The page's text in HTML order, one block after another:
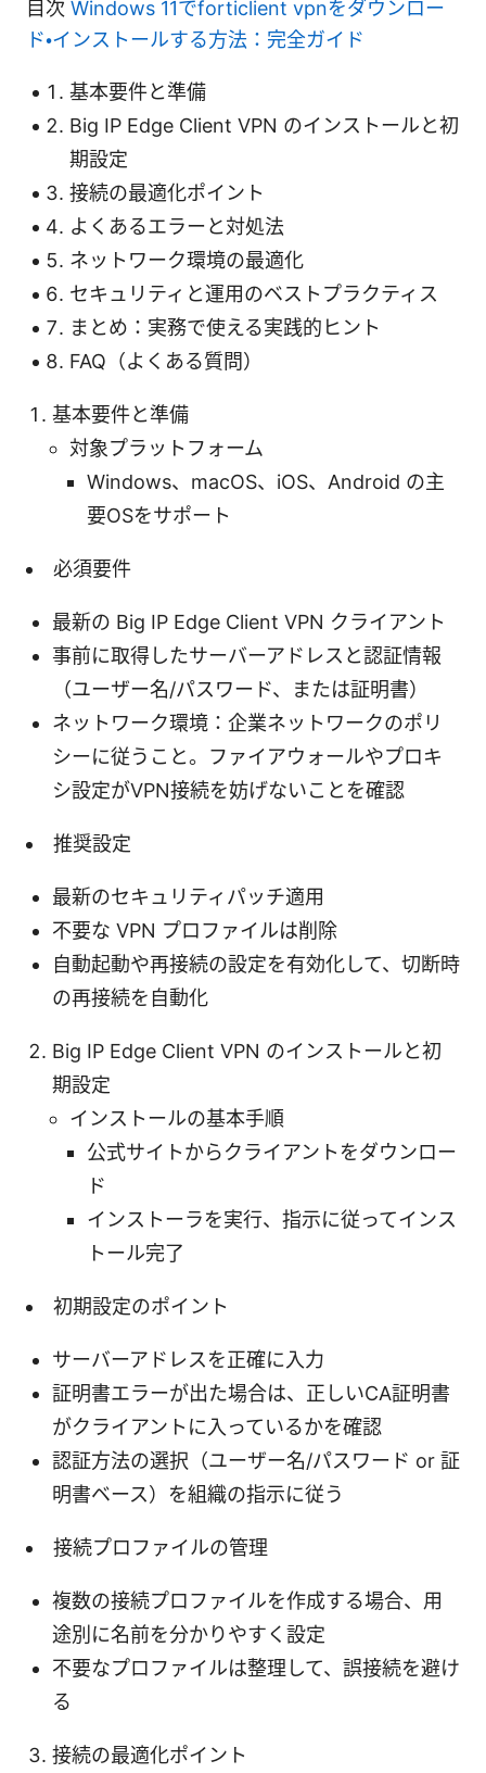
目次 Windows 11でforticlient vpnをダウンロー
ド・インストールする方法：完全ガイド
基本要件と準備
Big IP Edge Client VPN のインストールと初
期設定
接続の最適化ポイント
よくあるエラーと対処法
ネットワーク環境の最適化
セキュリティと運用のベストプラクティス
まとめ：実務で使える実践的ヒント
FAQ（よくある質問）
基本要件と準備
対象プラットフォーム
Windows、macOS、iOS、Android の主
要OSをサポート
必須要件
最新の Big IP Edge Client VPN クライアント
事前に取得したサーバーアドレスと認証情報
（ユーザー名/パスワード、または証明書）
ネットワーク環境：企業ネットワークのポリ
シーに従うこと。ファイアウォールやプロキ
シ設定がVPN接続を妨げないことを確認
推奨設定
最新のセキュリティパッチ適用
不要な VPN プロファイルは削除
自動起動や再接続の設定を有効化して、切断時
の再接続を自動化
Big IP Edge Client VPN のインストールと初
期設定
インストールの基本手順
公式サイトからクライアントをダウンロー
ド
インストーラを実行、指示に従ってインス
トール完了
初期設定のポイント
サーバーアドレスを正確に入力
証明書エラーが出た場合は、正しいCA証明書
がクライアントに入っているかを確認
認証方法の選択（ユーザー名/パスワード or 証
明書ベース）を組織の指示に従う
接続プロファイルの管理
複数の接続プロファイルを作成する場合、用
途別に名前を分かりやすく設定
不要なプロファイルは整理して、誤接続を避け
る
接続の最適化ポイント